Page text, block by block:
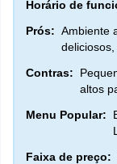
Horário de
Prós: Ambiente
Contras:
altos
Menu Popular:
Faixa de preço: